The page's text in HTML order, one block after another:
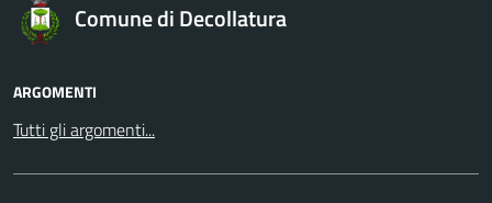
Comune di Decollatura
ARGOMENTI
Tutti gli argomenti...